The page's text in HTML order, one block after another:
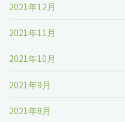
2021年12月
2021年11月
2021年10月
2021年9月
2021年8月